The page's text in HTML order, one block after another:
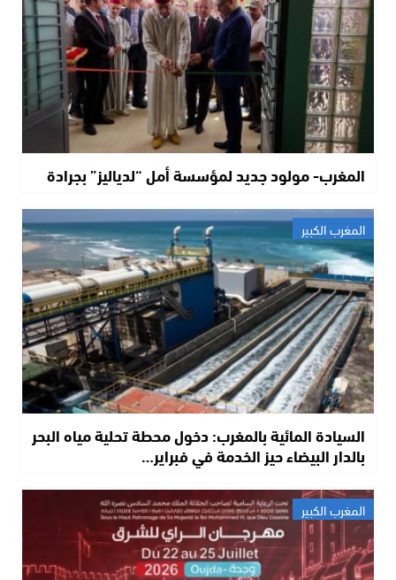
المغرب- مولود جديد لمؤسسة أمل “لدياليز” بجرادة
المغرب الكبير
السيادة المائية بالمغرب: دخول محطة تحلية مياه البحر
بالدار البيضاء حيز الخدمة في فبراير…
المغرب الكبير